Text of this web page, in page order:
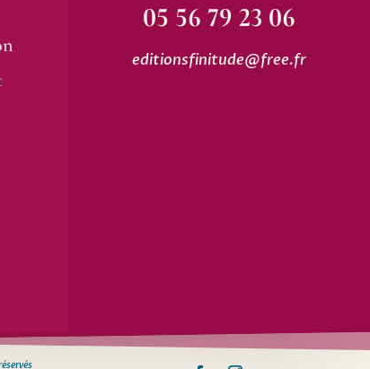
05 56 79 23 06
editionsfinitude@free.fr